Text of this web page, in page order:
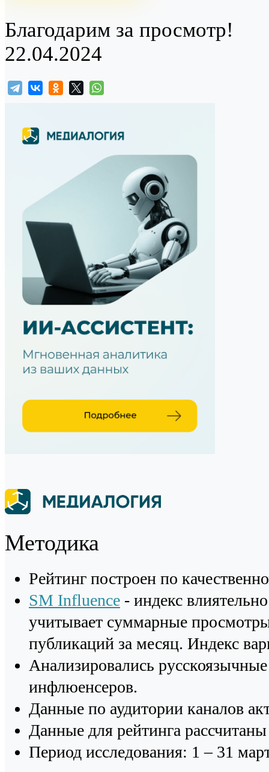
Благодарим за просмотр!
22.04.2024
Методика
Рейтинг построен по
SM Influence - индекс
учитывает суммарные
публикаций за месяц. Индекс
Анализировались
инфлюенсеров.
Данные по аудитории каналов
Данные для рейтинга
Период исследования: 1 – 31